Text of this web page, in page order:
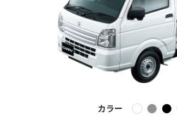
カラー